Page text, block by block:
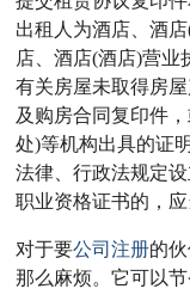
出租人为酒店、酒
店、酒店(酒店)营业
有关房屋未取得房
及购房合同复印件
处)等机构出具的证
法律、行政法规定
职业资格证书的，
对于要公司注册的
那么麻烦。它可以